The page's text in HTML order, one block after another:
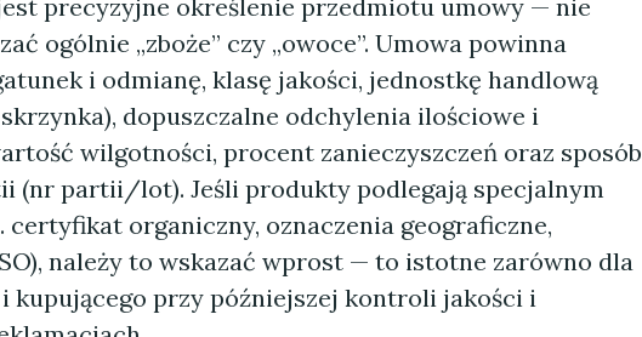
precyzyjne określenie przedmiotu umowy — nie
ogólnie „zboże” czy „owoce”. Umowa powinna
i odmianę, klasę jakości, jednostkę handlową
dopuszczalne odchylenia ilościowe i
wilgotności, procent zanieczyszczeń oraz sposób
(nr partii/lot). Jeśli produkty podlegają specjalnym
certyfikat organiczny, oznaczenia geograficzne,
należy to wskazać wprost — to istotne zarówno dla
kupującego przy późniejszej kontroli jakości i